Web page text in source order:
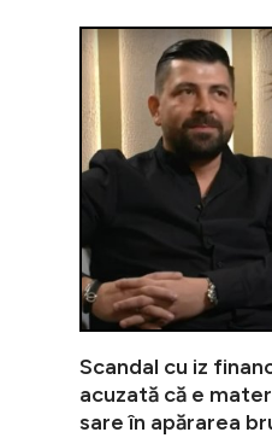
Scandal cu iz
acuzată că e
sare în apărarea